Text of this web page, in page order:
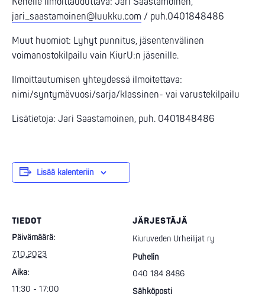
jari_saastamoinen@luukku.com / puh.0401848486
Muut huomiot: Lyhyt punnitus, jäsentenvälinen
voimanostokilpailu vain KiurU:n jäsenille.
Ilmoittautumisen yhteydessä ilmoitettava:
nimi/syntymävuosi/sarja/klassinen- vai varustekilpailu
Lisätietoja: Jari Saastamoinen, puh. 0401848486
Lisää kalenteriin
TIEDOT
Päivämäärä:
7.10.2023
Aika:
11:30 - 17:00
JÄRJESTÄJÄ
Kiuruveden Urheilijat ry
Puhelin
040 184 8486
Sähköposti